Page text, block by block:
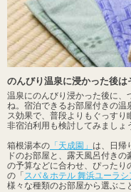
のんびり温泉に浸かった後は
温泉にのんびり浸かった後に、
ね。宿泊できるお部屋付きの温
ス効果で、普段よりもぐっす
非宿泊利用も検討してみましょ
箱根湯本の 「天成園」 は、日帰
ドのお部屋と、露天風呂付き
の予算などに合わせ、ぴったり
の「 スパ＆ホテル 舞浜ユーラシ
様々な種類のお部屋から選ぶこ